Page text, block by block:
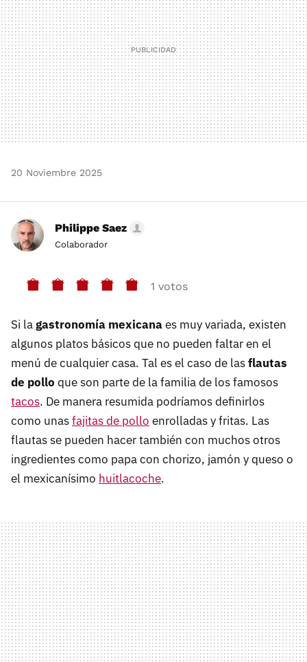
20 Noviembre 2025
Philippe Saez
Colaborador
1 votos
Si lagastronomía mexicanaes muy variada, existen
algunos platos básicos que no pueden faltar en el
menú de cualquier casa. Tal es el caso de lasflautas
de pollo que son parte de la familia de los famosos
tacos. De manera resumida podríamos definirlos
como unasfajitas de pollo enrolladas y fritas. Las
flautas se pueden hacer también con muchos otros
ingredientes como papa con chorizo, jamón y queso o
el mexicanísimo huitlacoche.